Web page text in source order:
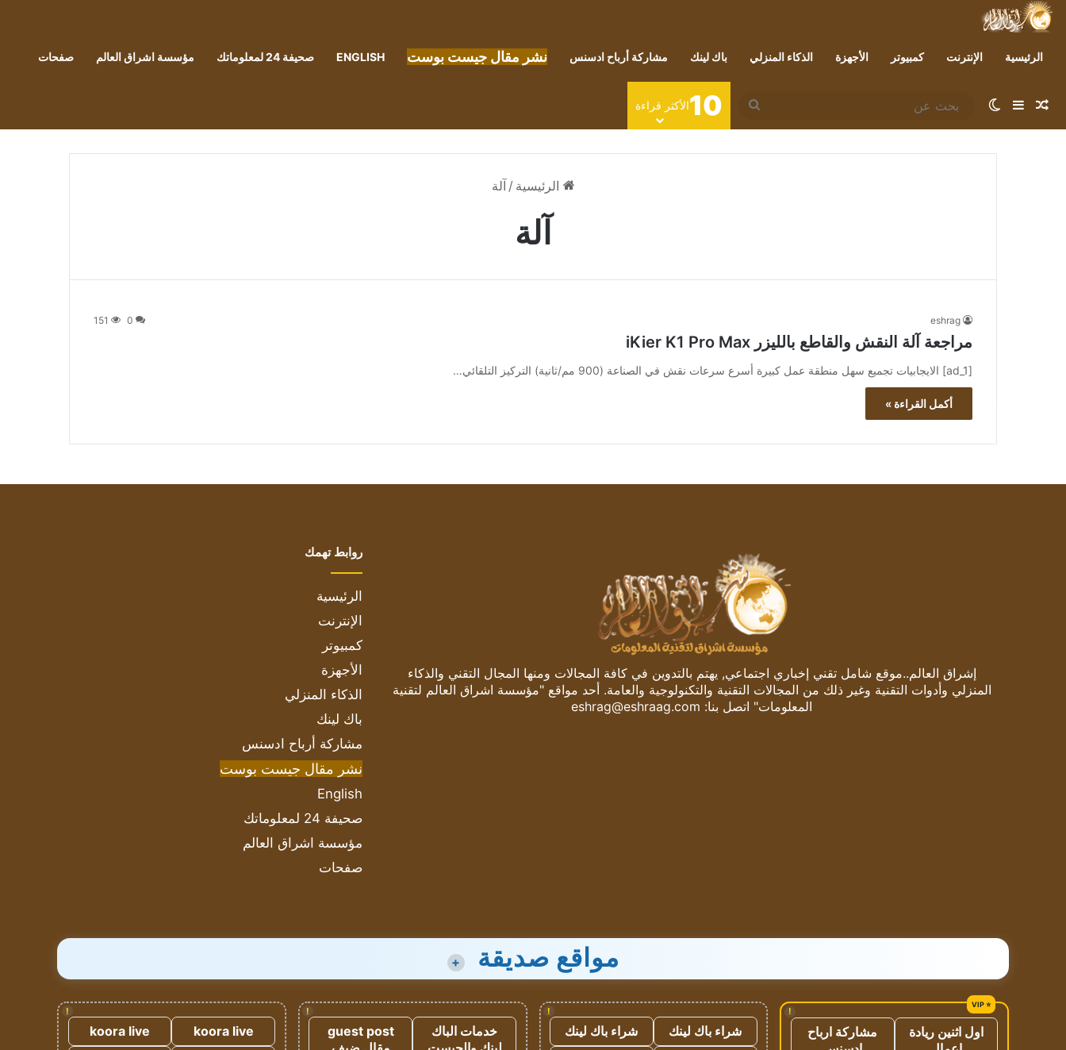
الرئيسية الإنترنت كمبيوتر الأجهزة الذكاء المنزلي باك لينك مشاركة أرباح ادسنس نشر مقال جيست بوست ENGLISH صحيفة 24 لمعلوماتك مؤسسة اشراق العالم صفحات
مقال عشوائي
إضافة عمود جانبي
الوضع المظلم
بحث
عن
10الأكثر قراءة
الرئيسية / آلة
آلة
eshrag
0
151
مراجعة آلة النقش والقاطع بالليزر iKier K1 Pro Max
[ad_1] الايجابيات تجميع سهل منطقة عمل كبيرة أسرع سرعات نقش في الصناعة (900 مم/ثانية) التركيز التلقائي…
أكمل القراءة »
إشراق العالم..موقع شامل تقني إخباري اجتماعي, يهتم بالتدوين في كافة المجالات ومنها المجال التقني والذكاء
المنزلي وأدوات التقنية وغير ذلك من المجالات التقنية والتكنولوجية والعامة. أحد مواقع "مؤسسة اشراق العالم لتقنية
المعلومات" اتصل بنا: eshrag@eshraag.com
روابط تهمك
الرئيسية
الإنترنت
كمبيوتر
الأجهزة
الذكاء المنزلي
باك لينك
مشاركة أرباح ادسنس
نشر مقال جيست بوست
English
صحيفة 24 لمعلوماتك
مؤسسة اشراق العالم
صفحات
مواقع صديقة +
!
اول اثنين ريادة
مشاركة ارباح
!
شراء باك لينك
شراء باك لينك
!
خدمات الباك
guest post
!
koora live
koora live